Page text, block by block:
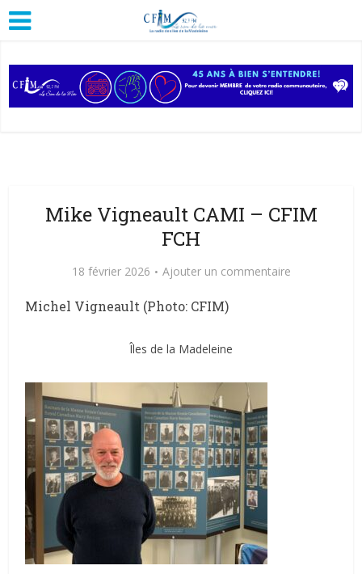
Mike Vigneault CAMI – CFIM
FCH
18 février 2026 Ajouter un commentaire
Michel Vigneault (Photo: CFIM)
Îles de la Madeleine